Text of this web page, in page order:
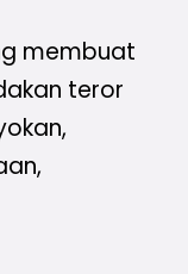
membuat
teror